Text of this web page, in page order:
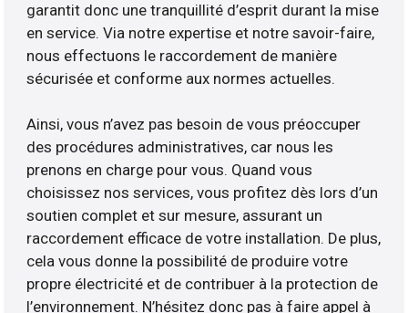
garantit donc une tranquillité d’esprit durant la mise
en service. Via notre expertise et notre savoir-faire,
nous effectuons le raccordement de manière
sécurisée et conforme aux normes actuelles.
Ainsi, vous n’avez pas besoin de vous préoccuper
des procédures administratives, car nous les
prenons en charge pour vous. Quand vous
choisissez nos services, vous profitez dès lors d’un
soutien complet et sur mesure, assurant un
raccordement efficace de votre installation. De plus,
cela vous donne la possibilité de produire votre
propre électricité et de contribuer à la protection de
l’environnement. N’hésitez donc pas à faire appel à